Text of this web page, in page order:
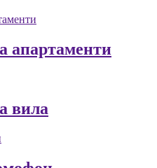
апартаменти
вила